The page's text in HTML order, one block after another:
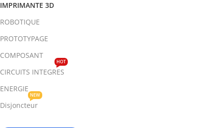
IMPRIMANTE 3D
ROBOTIQUE
PROTOTYPAGE
COMPOSANT
CIRCUITS INTEGRES
HOT
ENERGIE
Disjoncteur
NEW